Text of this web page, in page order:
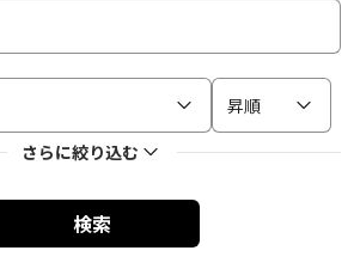
昇順
さらに絞り込む
検索